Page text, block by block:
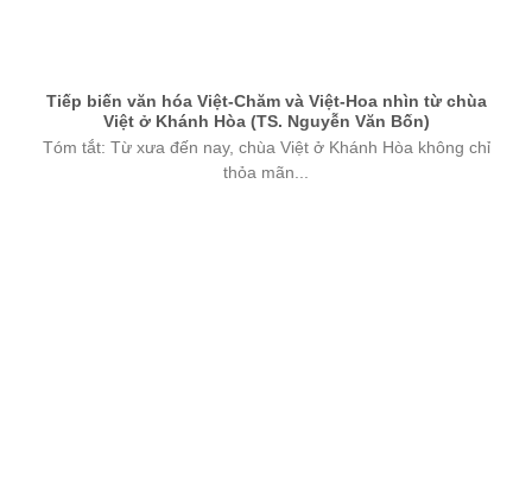
Tiếp biến văn hóa Việt-Chăm và Việt-Hoa nhìn từ chùa
Việt ở Khánh Hòa (TS. Nguyễn Văn Bốn)
Tóm tắt: Từ xưa đến nay, chùa Việt ở Khánh Hòa không chỉ
thỏa mãn...